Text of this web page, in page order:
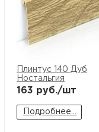
Плинтус 140 Дуб
Ностальгия
163 руб./шт
Подробнее...